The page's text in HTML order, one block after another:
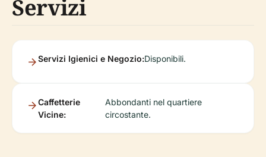
Servizi
Servizi Igienici e Negozio:Disponibili.
Caffetterie
Vicine:
Abbondanti nel quartiere
circostante.